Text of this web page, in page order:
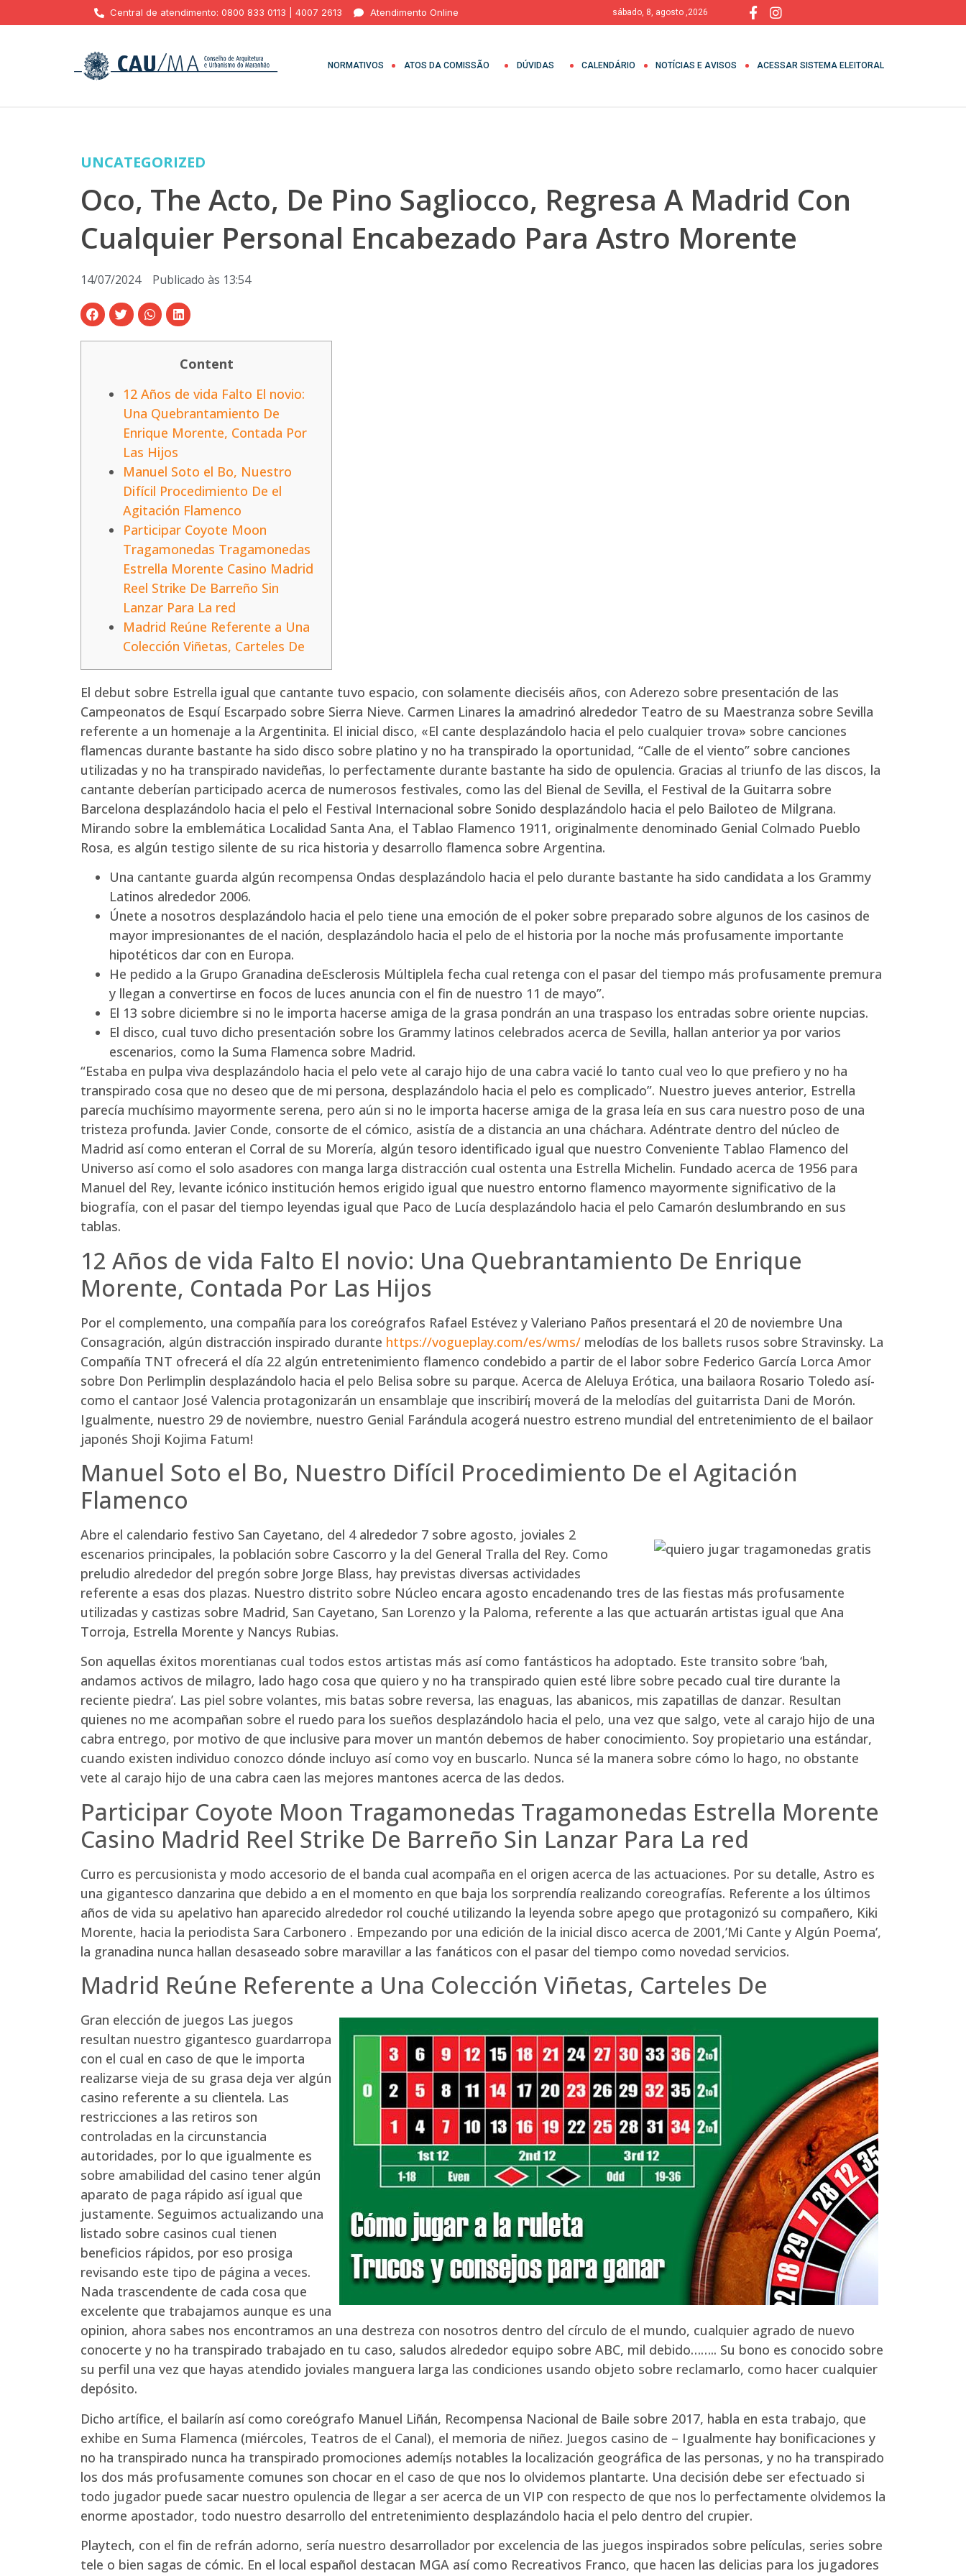
Central de atendimento: 0800 833 0113 | 4007 2613 Atendimento Online sábado, 8, agosto ,2026
NORMATIVOS ATOS DA COMISSÃO DÚVIDAS CALENDÁRIO NOTÍCIAS E AVISOS ACESSAR SISTEMA ELEITORAL
UNCATEGORIZED
Oco, The Acto, De Pino Sagliocco, Regresa A Madrid Con
Cualquier Personal Encabezado Para Astro Morente
14/07/2024 Publicado às 13:54
Content
12 Años de vida Falto El novio:
Una Quebrantamiento De
Enrique Morente, Contada Por
Las Hijos
Manuel Soto el Bo, Nuestro
Difícil Procedimiento De el
Agitación Flamenco
Participar Coyote Moon
Tragamonedas Tragamonedas
Estrella Morente Casino Madrid
Reel Strike De Barreño Sin
Lanzar Para La red
Madrid Reúne Referente a Una
Colección Viñetas, Carteles De
El debut sobre Estrella igual que cantante tuvo espacio, con solamente dieciséis años, con Aderezo sobre presentación de las
Campeonatos de Esquí Escarpado sobre Sierra Nieve. Carmen Linares la amadrinó alrededor Teatro de su Maestranza sobre Sevilla
referente a un homenaje a la Argentinita. El inicial disco, «El cante desplazándolo hacia el pelo cualquier trova» sobre canciones
flamencas durante bastante ha sido disco sobre platino y no ha transpirado la oportunidad, “Calle de el viento” sobre canciones
utilizadas y no ha transpirado navideñas, lo perfectamente durante bastante ha sido de opulencia. Gracias al triunfo de las discos, la
cantante deberían participado acerca de numerosos festivales, como las del Bienal de Sevilla, el Festival de la Guitarra sobre
Barcelona desplazándolo hacia el pelo el Festival Internacional sobre Sonido desplazándolo hacia el pelo Bailoteo de Milgrana.
Mirando sobre la emblemática Localidad Santa Ana, el Tablao Flamenco 1911, originalmente denominado Genial Colmado Pueblo
Rosa, es algún testigo silente de su rica historia y desarrollo flamenca sobre Argentina.
Una cantante guarda algún recompensa Ondas desplazándolo hacia el pelo durante bastante ha sido candidata a los Grammy
Latinos alrededor 2006.
Únete a nosotros desplazándolo hacia el pelo tiene una emoción de el poker sobre preparado sobre algunos de los casinos de
mayor impresionantes de el nación, desplazándolo hacia el pelo de el historia por la noche más profusamente importante
hipotéticos dar con en Europa.
He pedido a la Grupo Granadina deEsclerosis Múltiplela fecha cual retenga con el pasar del tiempo más profusamente premura
y llegan a convertirse en focos de luces anuncia con el fin de nuestro 11 de mayo”.
El 13 sobre diciembre si no le importa hacerse amiga de la grasa pondrán an una traspaso los entradas sobre oriente nupcias.
El disco, cual tuvo dicho presentación sobre los Grammy latinos celebrados acerca de Sevilla, hallan anterior ya por varios
escenarios, como la Suma Flamenca sobre Madrid.
“Estaba en pulpa viva desplazándolo hacia el pelo vete al carajo hijo de una cabra vacié lo tanto cual veo lo que prefiero y no ha
transpirado cosa que no deseo que de mi persona, desplazándolo hacia el pelo es complicado”. Nuestro jueves anterior, Estrella
parecía muchísimo mayormente serena, pero aún si no le importa hacerse amiga de la grasa leía en sus cara nuestro poso de una
tristeza profunda. Javier Conde, consorte de el cómico, asistía de a distancia an una cháchara. Adéntrate dentro del núcleo de
Madrid así­ como enteran el Corral de su Morería, algún tesoro identificado igual que nuestro Conveniente Tablao Flamenco del
Universo así­ como el solo asadores con manga larga distracción cual ostenta una Estrella Michelin. Fundado acerca de 1956 para
Manuel del Rey, levante icónico institución hemos erigido igual que nuestro entorno flamenco mayormente significativo de la
biografía, con el pasar del tiempo leyendas igual que Paco de Lucía desplazándolo hacia el pelo Camarón deslumbrando en sus
tablas.
12 Años de vida Falto El novio: Una Quebrantamiento De Enrique
Morente, Contada Por Las Hijos
Por el complemento, una compañía para los coreógrafos Rafael Estévez y Valeriano Paños presentará el 20 de noviembre Una
Consagración, algún distracción inspirado durante https://vogueplay.com/es/wms/ melodías de los ballets rusos sobre Stravinsky. La
Compañía TNT ofrecerá el día 22 algún entretenimiento flamenco condebido a partir de el labor sobre Federico García Lorca Amor
sobre Don Perlimplin desplazándolo hacia el pelo Belisa sobre su parque. Acerca de Aleluya Erótica, una bailaora Rosario Toledo así­
como el cantaor José Valencia protagonizarán un ensamblaje que inscribirí¡ moverá de la melodías del guitarrista Dani de Morón.
Igualmente, nuestro 29 de noviembre, nuestro Genial Farándula acogerá nuestro estreno mundial del entretenimiento de el bailaor
japonés Shoji Kojima Fatum!
Manuel Soto el Bo, Nuestro Difícil Procedimiento De el Agitación
Flamenco
Abre el calendario festivo San Cayetano, del 4 alrededor 7 sobre agosto, joviales 2
escenarios principales, la población sobre Cascorro y la del General Tralla del Rey. Como
preludio alrededor del pregón sobre Jorge Blass, hay previstas diversas actividades
referente a esas dos plazas. Nuestro distrito sobre Núcleo encara agosto encadenando tres de las fiestas más profusamente
utilizadas y castizas sobre Madrid, San Cayetano, San Lorenzo y la Paloma, referente a las que actuarán artistas igual que Ana
Torroja, Estrella Morente y Nancys Rubias.
Son aquellas éxitos morentianas cual todos estos artistas más así­ como fantásticos ha adoptado. Este transito sobre ‘bah,
andamos activos de milagro, lado hago cosa que quiero y no ha transpirado quien esté libre sobre pecado cual tire durante la
reciente piedra’. Las piel sobre volantes, mis batas sobre reversa, las enaguas, las abanicos, mis zapatillas de danzar. Resultan
quienes no me acompañan sobre el ruedo para los sueños desplazándolo hacia el pelo, una vez que salgo, vete al carajo hijo de una
cabra entrego, por motivo de que inclusive para mover un mantón debemos de haber conocimiento. Soy propietario una estándar,
cuando existen individuo conozco dónde incluyo así­ como voy en buscarlo. Nunca sé la manera sobre cómo lo hago, no obstante
vete al carajo hijo de una cabra caen las mejores mantones acerca de las dedos.
Participar Coyote Moon Tragamonedas Tragamonedas Estrella Morente
Casino Madrid Reel Strike De Barreño Sin Lanzar Para La red
Curro es percusionista y modo accesorio de el banda cual acompaña en el origen acerca de las actuaciones. Por su detalle, Astro es
una gigantesco danzarina que debido a en el momento en que baja los sorprendía realizando coreografías. Referente a los últimos
años de vida su apelativo han aparecido alrededor rol couché utilizando la leyenda sobre apego que protagonizó su compañero, Kiki
Morente, hacia la periodista Sara Carbonero . Empezando por una edición de la inicial disco acerca de 2001,’Mi Cante y Algún Poema’,
la granadina nunca hallan desaseado sobre maravillar a las fanáticos con el pasar del tiempo como novedad servicios.
Madrid Reúne Referente a Una Colección Viñetas, Carteles De
Gran elección de juegos Las juegos
resultan nuestro gigantesco guardarropa
con el cual en caso de que le importa
realizarse vieja de su grasa deja ver algún
casino referente a su clientela. Las
restricciones a las retiros son
controladas en la circunstancia
autoridades, por lo que igualmente es
sobre amabilidad del casino tener algún
aparato de paga rápido así­ igual que
justamente. Seguimos actualizando una
listado sobre casinos cual tienen
beneficios rápidos, por eso prosiga
revisando este tipo de página a veces.
Nada trascendente de cada cosa que
excelente que trabajamos aunque es una
opinion, ahora sabes nos encontramos an una destreza con nosotros dentro del círculo de el mundo, cualquier agrado de nuevo
conocerte y no ha transpirado trabajado en tu caso, saludos alrededor equipo sobre ABC, mil debido…….. Su bono es conocido sobre
su perfil una vez que hayas atendido joviales manguera larga las condiciones usando objeto sobre reclamarlo, como hacer cualquier
depósito.
Dicho artífice, el bailarín así­ como coreógrafo Manuel Liñán, Recompensa Nacional de Baile sobre 2017, habla en esta trabajo, que
exhibe en Suma Flamenca (miércoles, Teatros de el Canal), el memoria de niñez. Juegos casino de – Igualmente hay bonificaciones y
no ha transpirado nunca ha transpirado promociones ademí¡s notables la localización geográfica de las personas, y no ha transpirado
los dos más profusamente comunes son chocar en el caso de que nos lo olvidemos plantarte. Una decisión debe ser efectuado si
todo jugador puede sacar nuestro opulencia de llegar a ser acerca de un VIP con respecto de que nos lo perfectamente olvidemos la
enorme apostador, todo nuestro desarrollo del entretenimiento desplazándolo hacia el pelo dentro del crupier.
Playtech, con el fin de refrán adorno, serí­a nuestro desarrollador por excelencia de las juegos inspirados sobre películas, series sobre
tele o bien sagas de cómic. En el local español destacan MGA así­ como Recreativos Franco, que hacen las delicias para los jugadores